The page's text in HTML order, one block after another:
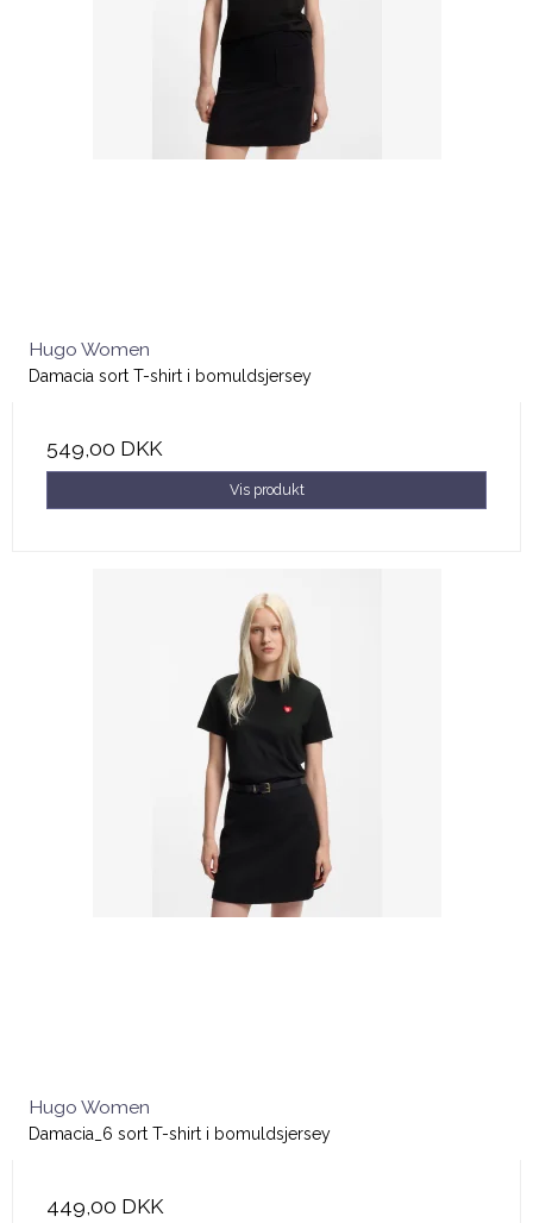
Hugo Women
Damacia sort T-shirt i bomuldsjersey
549,00 DKK
Vis produkt
Hugo Women
Damacia_6 sort T-shirt i bomuldsjersey
449,00 DKK